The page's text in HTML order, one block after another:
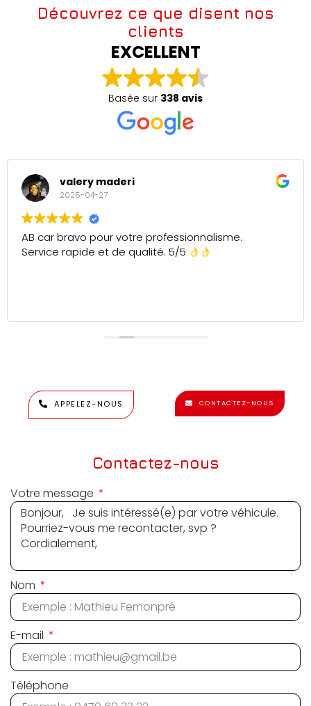
Découvrez ce que disent nos
clients
EXCELLENT
Basée sur 338 avis
valery maderi
2025-04-27
AB car bravo pour votre professionnalisme.
Service rapide et de qualité. 5/5
APPELEZ-NOUS CONTACTEZ-NOUS
Contactez-nous
Votre message
Nom
E-mail
Téléphone